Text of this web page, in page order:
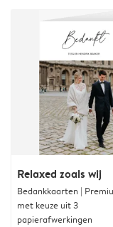
Relaxed zoals wij
Bedankkaarten |
met keuze uit 3
papierafwerkingen